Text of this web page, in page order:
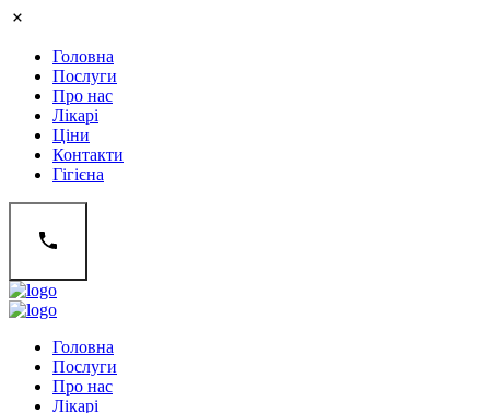
Головна
Послуги
Про нас
Лікарі
Ціни
Контакти
Гігієна
Головна
Послуги
Про нас
Лікарі